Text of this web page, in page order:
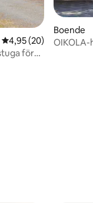
4,95 av 5 i
4,95 (20)
för
Boende